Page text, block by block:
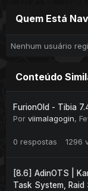
Quem Está
Nenhum usuário
Conteúdo
FurionOld - Tibia
Por viimalagogin,
0 respostas 1296
[8.6] AdinOTS |
Task System,